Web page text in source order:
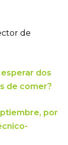
de
esperar dos
de comer?
por